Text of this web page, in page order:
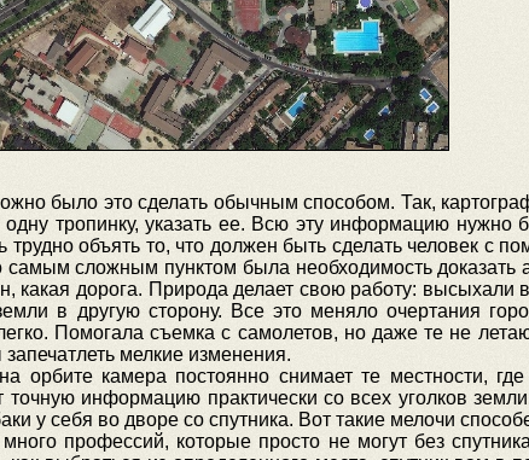
было это сделать обычным способом. Так,
тропинку, указать ее. Всю эту информацию нужно
объять то, что должен быть сделать человек с
самым сложным пунктом была необходимость доказать
какая дорога. Природа делает свою работу:
в другую сторону. Все это меняло очертания
Помогала съемка с самолетов, но даже те не
мелкие изменения.
орбите камера постоянно снимает те местности,
точную информацию практически со всех уголков
у себя во дворе со спутника. Вот такие мелочи
профессий, которые просто не могут без